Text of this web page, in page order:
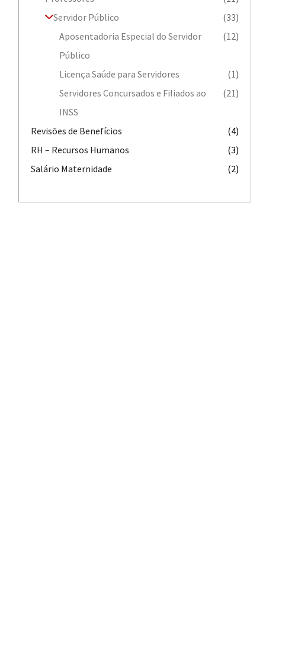
Servidor Público
(33)
Aposentadoria Especial do Servidor
Público
(12)
Licença Saúde para Servidores
(1)
Servidores Concursados e Filiados ao
INSS
(21)
Revisões de Benefícios
(4)
RH – Recursos Humanos
(3)
Salário Maternidade
(2)